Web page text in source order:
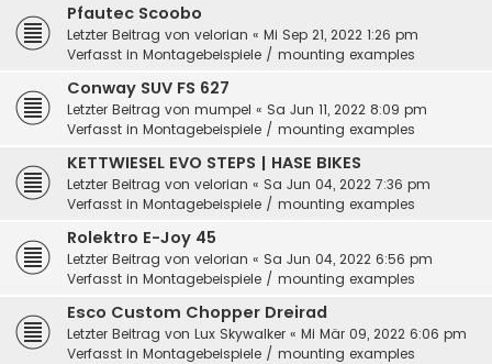
Pfautec Scoobo
Letzter Beitrag von velorian « Mi Sep 21, 2022 1:26 pm
Verfasst in Montagebeispiele / mounting examples
Conway SUV FS 627
Letzter Beitrag von mumpel « Sa Jun 11, 2022 8:09 pm
Verfasst in Montagebeispiele / mounting examples
KETTWIESEL EVO STEPS | HASE BIKES
Letzter Beitrag von velorian « Sa Jun 04, 2022 7:36 pm
Verfasst in Montagebeispiele / mounting examples
Rolektro E-Joy 45
Letzter Beitrag von velorian « Sa Jun 04, 2022 6:56 pm
Verfasst in Montagebeispiele / mounting examples
Esco Custom Chopper Dreirad
Letzter Beitrag von Lux Skywalker « Mi Mär 09, 2022 6:06 pm
Verfasst in Montagebeispiele / mounting examples